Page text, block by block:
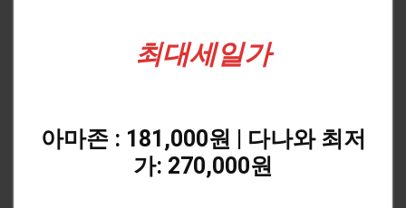
최대세일가
아마존 : 181,000원 | 다나와 최저
가: 270,000원